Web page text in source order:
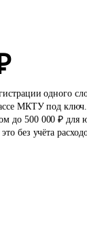
одного
МКТУ под
до 500 000 ₽ для
без учёта